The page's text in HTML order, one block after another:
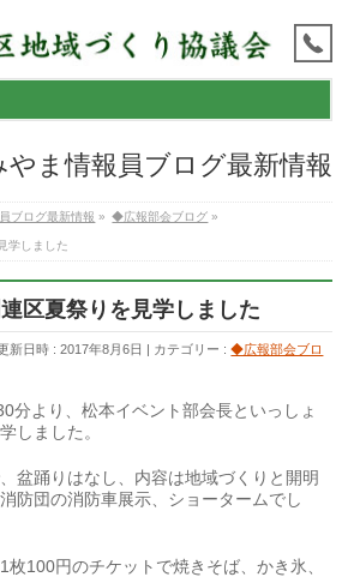
やま情報員ブログ最新情報
ブログ最新情報 » ◆広報部会ブログ »
学しました
区夏祭りを見学しました
新日時 : 2017年8月6日 カテゴリー :◆広報部会ブロ
分より、松本イベント部会長といっしょ
しました。
盆踊りはなし、内容は地域づくりと開明
防団の消防車展示、ショータームでし
100円のチケットで焼きそば、かき氷、